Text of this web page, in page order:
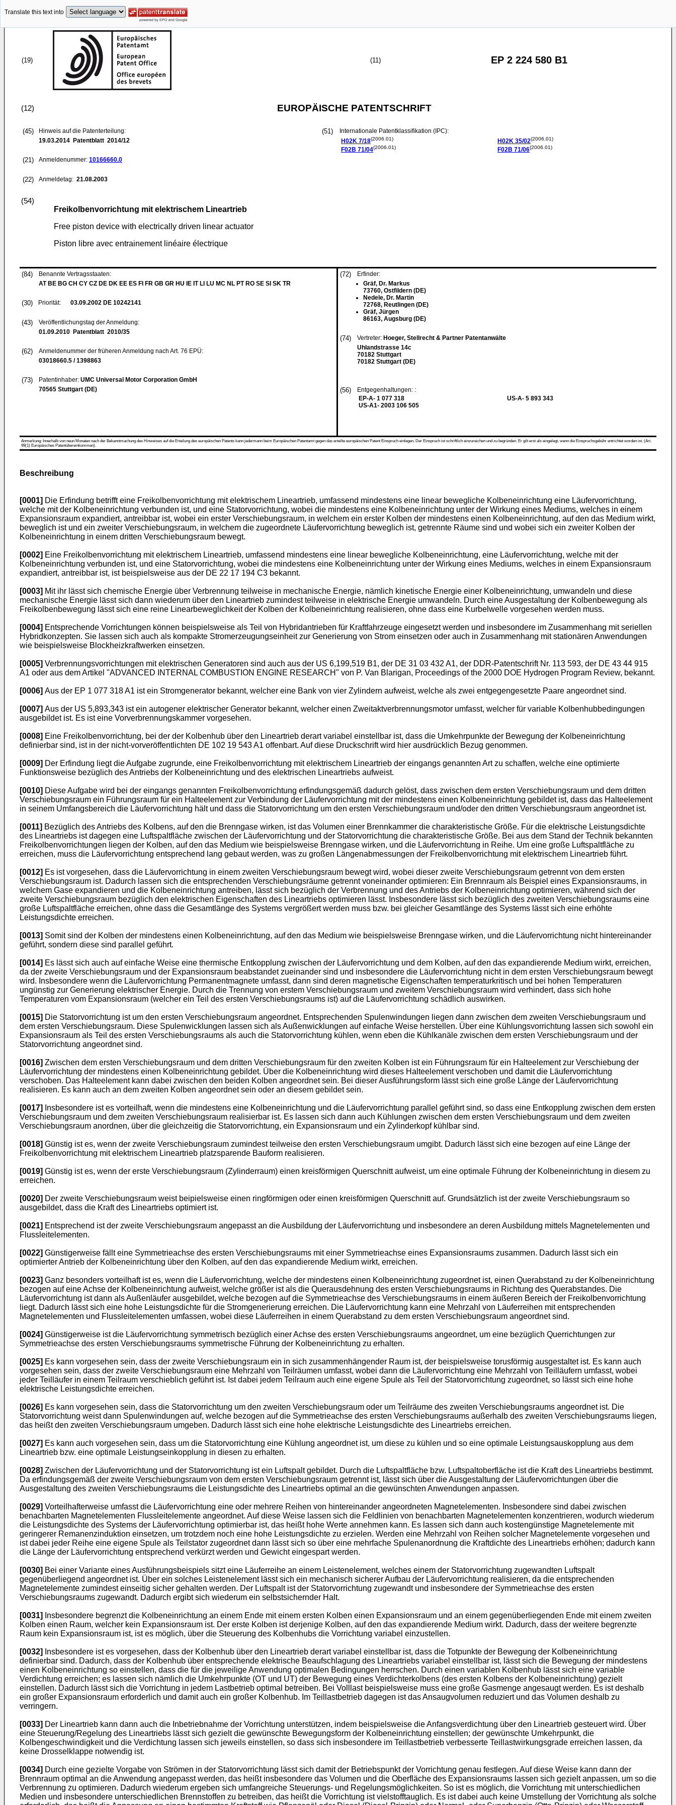
Translate this text into
(19) (11) EP 2 224 580 B1
(12) EUROPÄISCHE PATENTSCHRIFT
(45)
Hinweis auf die Patenterteilung:
19.03.2014 Patentblatt 2014/12
(21) Anmeldenummer: 10166660.0
(22) Anmeldetag: 21.08.2003
(51)
Internationale Patentklassifikation (IPC):
H02K 7/18(2006.01)
F02B 71/04(2006.01)
H02K 35/02(2006.01)
F02B 71/06(2006.01)
(54)
Freikolbenvorrichtung mit elektrischem Lineartrieb
Free piston device with electrically driven linear actuator
Piston libre avec entrainement linéaire électrique
(84)
Benannte Vertragsstaaten:
AT BE BG CH CY CZ DE DK EE ES FI FR GB GR HU IE IT LI LU MC NL PT RO SE SI SK TR
(30) Priorität: 03.09.2002 DE 10242141
(43)
Veröffentlichungstag der Anmeldung:
01.09.2010 Patentblatt 2010/35
(62)
Anmeldenummer der früheren Anmeldung nach Art. 76 EPÜ:
03018660.5 / 1398863
(73) Patentinhaber: UMC Universal Motor Corporation GmbH
70565 Stuttgart (DE)
(72)
Erfinder:
Gräf, Dr. Markus
73760, Ostfildern (DE)
Nedele, Dr. Martin
72768, Reutlingen (DE)
Gräf, Jürgen
86163, Augsburg (DE)
(74) Vertreter: Hoeger, Stellrecht & Partner Patentanwälte
Uhlandstrasse 14c
70182 Stuttgart
70182 Stuttgart (DE)
(56)
Entgegenhaltungen: :
EP-A- 1 077 318
US-A1- 2003 106 505
US-A- 5 893 343
Anmerkung: Innerhalb von neun Monaten nach der Bekanntmachung des Hinweises auf die Erteilung des europäischen Patents kann jedermann beim Europäischen Patentamt gegen das erteilte europäischen Patent Einspruch einlegen. Der Einspruch ist schriftlich einzureichen und zu begründen. Er gilt erst als eingelegt, wenn die Einspruchsgebühr entrichtet worden ist. (Art.
99(1) Europäisches Patentübereinkommen).
Beschreibung
[0001] Die Erfindung betrifft eine Freikolbenvorrichtung mit elektrischem Lineartrieb, umfassend mindestens eine linear bewegliche Kolbeneinrichtung eine Läufervorrichtung,
welche mit der Kolbeneinrichtung verbunden ist, und eine Statorvorrichtung, wobei die mindestens eine Kolbeneinrichtung unter der Wirkung eines Mediums, welches in einem
Expansionsraum expandiert, antreibbar ist, wobei ein erster Verschiebungsraum, in welchem ein erster Kolben der mindestens einen Kolbeneinrichtung, auf den das Medium wirkt,
beweglich ist und ein zweiter Verschiebungsraum, in welchem die zugeordnete Läufervorrichtung beweglich ist, getrennte Räume sind und wobei sich ein zweiter Kolben der
Kolbeneinrichtung in einem dritten Verschiebungsraum bewegt.
[0002] Eine Freikolbenvorrichtung mit elektrischem Lineartrieb, umfassend mindestens eine linear bewegliche Kolbeneinrichtung, eine Läufervorrichtung, welche mit der
Kolbeneinrichtung verbunden ist, und eine Statorvorrichtung, wobei die mindestens eine Kolbeneinrichtung unter der Wirkung eines Mediums, welches in einem Expansionsraum
expandiert, antreibbar ist, ist beispielsweise aus der DE 22 17 194 C3 bekannt.
[0003] Mit ihr lässt sich chemische Energie über Verbrennung teilweise in mechanische Energie, nämlich kinetische Energie einer Kolbeneinrichtung, umwandeln und diese
mechanische Energie lässt sich dann wiederum über den Lineartrieb zumindest teilweise in elektrische Energie umwandeln. Durch eine Ausgestaltung der Kolbenbewegung als
Freikolbenbewegung lässt sich eine reine Linearbeweglichkeit der Kolben der Kolbeneinrichtung realisieren, ohne dass eine Kurbelwelle vorgesehen werden muss.
[0004] Entsprechende Vorrichtungen können beispielsweise als Teil von Hybridantrieben für Kraftfahrzeuge eingesetzt werden und insbesondere im Zusammenhang mit seriellen
Hybridkonzepten. Sie lassen sich auch als kompakte Stromerzeugungseinheit zur Generierung von Strom einsetzen oder auch in Zusammenhang mit stationären Anwendungen
wie beispielsweise Blockheizkraftwerken einsetzen.
[0005] Verbrennungsvorrichtungen mit elektrischen Generatoren sind auch aus der US 6,199,519 B1, der DE 31 03 432 A1, der DDR-Patentschrift Nr. 113 593, der DE 43 44 915
A1 oder aus dem Artikel "ADVANCED INTERNAL COMBUSTION ENGINE RESEARCH" von P. Van Blarigan, Proceedings of the 2000 DOE Hydrogen Program Review, bekannt.
[0006] Aus der EP 1 077 318 A1 ist ein Stromgenerator bekannt, welcher eine Bank von vier Zylindern aufweist, welche als zwei entgegengesetzte Paare angeordnet sind.
[0007] Aus der US 5,893,343 ist ein autogener elektrischer Generator bekannt, welcher einen Zweitaktverbrennungsmotor umfasst, welcher für variable Kolbenhubbedingungen
ausgebildet ist. Es ist eine Vorverbrennungskammer vorgesehen.
[0008] Eine Freikolbenvorrichtung, bei der der Kolbenhub über den Lineartrieb derart variabel einstellbar ist, dass die Umkehrpunkte der Bewegung der Kolbeneinrichtung
definierbar sind, ist in der nicht-vorveröffentlichten DE 102 19 543 A1 offenbart. Auf diese Druckschrift wird hier ausdrücklich Bezug genommen.
[0009] Der Erfindung liegt die Aufgabe zugrunde, eine Freikolbenvorrichtung mit elektrischem Lineartrieb der eingangs genannten Art zu schaffen, welche eine optimierte
Funktionsweise bezüglich des Antriebs der Kolbeneinrichtung und des elektrischen Lineartriebs aufweist.
[0010] Diese Aufgabe wird bei der eingangs genannten Freikolbenvorrichtung erfindungsgemäß dadurch gelöst, dass zwischen dem ersten Verschiebungsraum und dem dritten
Verschiebungsraum ein Führungsraum für ein Halteelement zur Verbindung der Läufervorrichtung mit der mindestens einen Kolbeneinrichtung gebildet ist, dass das Halteelement
in seinem Umfangsbereich die Läufervorrichtung hält und dass die Statorvorrichtung um den ersten Verschiebungsraum und/oder den dritten Verschiebungsraum angeordnet ist.
[0011] Bezüglich des Antriebs des Kolbens, auf den die Brenngase wirken, ist das Volumen einer Brennkammer die charakteristische Größe. Für die elektrische Leistungsdichte
des Lineartriebs ist dagegen eine Luftspaltfläche zwischen der Läufervorrichtung und der Statorvorrichtung die charakteristische Größe. Bei aus dem Stand der Technik bekannten
Freikolbenvorrichtungen liegen der Kolben, auf den das Medium wie beispielsweise Brenngase wirken, und die Läufervorrichtung in Reihe. Um eine große Luftspaltfläche zu
erreichen, muss die Läufervorrichtung entsprechend lang gebaut werden, was zu großen Längenabmessungen der Freikolbenvorrichtung mit elektrischem Lineartrieb führt.
[0012] Es ist vorgesehen, dass die Läufervorrichtung in einem zweiten Verschiebungsraum bewegt wird, wobei dieser zweite Verschiebungsraum getrennt von dem ersten
Verschiebungsraum ist. Dadurch lassen sich die entsprechenden Verschiebungsräume getrennt voneinander optimieren: Ein Brennraum als Beispiel eines Expansionsraums, in
welchem Gase expandieren und die Kolbeneinrichtung antreiben, lässt sich bezüglich der Verbrennung und des Antriebs der Kolbeneinrichtung optimieren, während sich der
zweite Verschiebungsraum bezüglich den elektrischen Eigenschaften des Lineartriebs optimieren lässt. Insbesondere lässt sich bezüglich des zweiten Verschiebungsraums eine
große Luftspaltfläche erreichen, ohne dass die Gesamtlänge des Systems vergrößert werden muss bzw. bei gleicher Gesamtlänge des Systems lässt sich eine erhöhte
Leistungsdichte erreichen.
[0013] Somit sind der Kolben der mindestens einen Kolbeneinrichtung, auf den das Medium wie beispielsweise Brenngase wirken, und die Läufervorrichtung nicht hintereinander
geführt, sondern diese sind parallel geführt.
[0014] Es lässt sich auch auf einfache Weise eine thermische Entkopplung zwischen der Läufervorrichtung und dem Kolben, auf den das expandierende Medium wirkt, erreichen,
da der zweite Verschiebungsraum und der Expansionsraum beabstandet zueinander sind und insbesondere die Läufervorrichtung nicht in dem ersten Verschiebungsraum bewegt
wird. Insbesondere wenn die Läufervorrichtung Permanentmagnete umfasst, dann sind deren magnetische Eigenschaften temperaturkritisch und bei hohen Temperaturen
ungünstig zur Generierung elektrischer Energie. Durch die Trennung von erstem Verschiebungsraum und zweitem Verschiebungsraum wird verhindert, dass sich hohe
Temperaturen vom Expansionsraum (welcher ein Teil des ersten Verschiebungsraums ist) auf die Läufervorrichtung schädlich auswirken.
[0015] Die Statorvorrichtung ist um den ersten Verschiebungsraum angeordnet. Entsprechenden Spulenwindungen liegen dann zwischen dem zweiten Verschiebungsraum und
dem ersten Verschiebungsraum. Diese Spulenwicklungen lassen sich als Außenwicklungen auf einfache Weise herstellen. Über eine Kühlungsvorrichtung lassen sich sowohl ein
Expansionsraum als Teil des ersten Verschiebungsraums als auch die Statorvorrichtung kühlen, wenn eben die Kühlkanäle zwischen dem ersten Verschiebungsraum und der
Statorvorrichtung angeordnet sind.
[0016] Zwischen dem ersten Verschiebungsraum und dem dritten Verschiebungsraum für den zweiten Kolben ist ein Führungsraum für ein Halteelement zur Verschiebung der
Läufervorrichtung der mindestens einen Kolbeneinrichtung gebildet. Über die Kolbeneinrichtung wird dieses Halteelement verschoben und damit die Läufervorrichtung
verschoben. Das Halteelement kann dabei zwischen den beiden Kolben angeordnet sein. Bei dieser Ausführungsform lässt sich eine große Länge der Läufervorrichtung
realisieren. Es kann auch an dem zweiten Kolben angeordnet sein oder an diesem gebildet sein.
[0017]
Insbesondere ist es vorteilhaft, wenn die mindestens eine Kolbeneinrichtung und die Läufervorrichtung parallel geführt sind, so dass eine Entkopplung zwischen dem ersten
Verschiebungsraum und dem zweiten Verschiebungsraum realisierbar ist. Es lassen sich dann auch Kühlungen zwischen dem ersten Verschiebungsraum und dem zweiten
Verschiebungsraum anordnen, über die gleichzeitig die Statorvorrichtung, ein Expansionsraum und ein Zylinderkopf kühlbar sind.
[0018] Günstig ist es, wenn der zweite Verschiebungsraum zumindest teilweise den ersten Verschiebungsraum umgibt. Dadurch lässt sich eine bezogen auf eine Länge der
Freikolbenvorrichtung mit elektrischem Lineartrieb platzsparende Bauform realisieren.
[0019] Günstig ist es, wenn der erste Verschiebungsraum (Zylinderraum) einen kreisförmigen Querschnitt aufweist, um eine optimale Führung der Kolbeneinrichtung in diesem zu
erreichen.
[0020] Der zweite Verschiebungsraum weist beipielsweise einen ringförmigen oder einen kreisförmigen Querschnitt auf. Grundsätzlich ist der zweite Verschiebungsraum so
ausgebildet, dass die Kraft des Lineartriebs optimiert ist.
[0021] Entsprechend ist der zweite Verschiebungsraum angepasst an die Ausbildung der Läufervorrichtung und insbesondere an deren Ausbildung mittels Magnetelementen und
Flussleitelementen.
[0022] Günstigerweise fällt eine Symmetrieachse des ersten Verschiebungsraums mit einer Symmetrieachse eines Expansionsraums zusammen. Dadurch lässt sich ein
optimierter Antrieb der Kolbeneinrichtung über den Kolben, auf den das expandierende Medium wirkt, erreichen.
[0023] Ganz besonders vorteilhaft ist es, wenn die Läufervorrichtung, welche der mindestens einen Kolbeneinrichtung zugeordnet ist, einen Querabstand zu der Kolbeneinrichtung
bezogen auf eine Achse der Kolbeneinrichtung aufweist, welche größer ist als die Querausdehnung des ersten Verschiebungsraums in Richtung des Querabstandes. Die
Läufervorrichtung ist dann als Außenläufer ausgebildet, welche bezogen auf die Symmetrieachse des Verschiebungsraums in einem äußeren Bereich der Freikolbenvorrichtung
liegt. Dadurch lässt sich eine hohe Leistungsdichte für die Stromgenerierung erreichen. Die Läufervorrichtung kann eine Mehrzahl von Läuferreihen mit entsprechenden
Magnetelementen und Flussleitelementen umfassen, wobei diese Läuferreihen in einem Querabstand zu dem ersten Verschiebungsraum angeordnet sind.
[0024] Günstigerweise ist die Läufervorrichtung symmetrisch bezüglich einer Achse des ersten Verschiebungsraums angeordnet, um eine bezüglich Querrichtungen zur
Symmetrieachse des ersten Verschiebungsraums symmetrische Führung der Kolbeneinrichtung zu erhalten.
[0025] Es kann vorgesehen sein, dass der zweite Verschiebungsraum ein in sich zusammenhängender Raum ist, der beispielsweise torusförmig ausgestaltet ist. Es kann auch
vorgesehen sein, dass der zweite Verschiebungsraum eine Mehrzahl von Teilräumen umfasst, wobei dann die Läufervorrichtung eine Mehrzahl von Teilläufern umfasst, wobei
jeder Teilläufer in einem Teilraum verschieblich geführt ist. Ist dabei jedem Teilraum auch eine eigene Spule als Teil der Statorvorrichtung zugeordnet, so lässt sich eine hohe
elektrische Leistungsdichte erreichen.
[0026] Es kann vorgesehen sein, dass die Statorvorrichtung um den zweiten Verschiebungsraum oder um Teilräume des zweiten Verschiebungsraums angeordnet ist. Die
Statorvorrichtung weist dann Spulenwindungen auf, welche bezogen auf die Symmetrieachse des ersten Verschiebungsraums außerhalb des zweiten Verschiebungsraums liegen,
das heißt den zweiten Verschiebungsraum umgeben. Dadurch lässt sich eine hohe elektrische Leistungsdichte des Lineartriebs erreichen.
[0027] Es kann auch vorgesehen sein, dass um die Statorvorrichtung eine Kühlung angeordnet ist, um diese zu kühlen und so eine optimale Leistungsauskopplung aus dem
Lineartrieb bzw. eine optimale Leistungseinkopplung in diesen zu erhalten.
[0028] Zwischen der Läufervorrichtung und der Statorvorrichtung ist ein Luftspalt gebildet. Durch die Luftspaltfläche bzw. Luftspaltoberfläche ist die Kraft des Lineartriebs bestimmt.
Da erfindungsgemäß der zweite Verschiebungsraum von dem ersten Verschiebungsraum getrennt ist, lässt sich über die Ausgestaltung der Läufervorrichtungen über die
Ausgestaltung des zweiten Verschiebungsraums die Leistungsdichte des Lineartriebs optimal an die gewünschten Anwendungen anpassen.
[0029] Vorteilhafterweise umfasst die Läufervorrichtung eine oder mehrere Reihen von hintereinander angeordneten Magnetelementen. Insbesondere sind dabei zwischen
benachbarten Magnetelementen Flussleitelemente angeordnet. Auf diese Weise lassen sich die Feldlinien von benachbarten Magnetelementen konzentrieren, wodurch wiederum
die Leistungsdichte des Systems der Läufervorrichtung optimierbar ist, das heißt hohe Werte annehmen kann. Es lassen sich dann auch kostengünstige Magnetelemente mit
geringerer Remanenzinduktion einsetzen, um trotzdem noch eine hohe Leistungsdichte zu erzielen. Werden eine Mehrzahl von Reihen solcher Magnetelemente vorgesehen und
ist dabei jeder Reihe eine eigene Spule als Teilstator zugeordnet dann lässt sich so über eine mehrfache Spulenanordnung die Kraftdichte des Lineartriebs erhöhen; dadurch kann
die Länge der Läufervorrichtung entsprechend verkürzt werden und Gewicht eingespart werden.
[0030] Bei einer Variante eines Ausführungsbeispiels sitzt eine Läuferreihe an einem Leistenelement, welches einem der Statorvorrichtung zugewandten Luftspalt
gegenüberliegend angeordnet ist. Über ein solches Leistenelement lässt sich ein mechanisch sicherer Aufbau der Läufervorrichtung realisieren, da die entsprechenden
Magnetelemente zumindest einseitig sicher gehalten werden. Der Luftspalt ist der Statorvorrichtung zugewandt und insbesondere der Symmetrieachse des ersten
Verschiebungsraums zugewandt. Dadurch ergibt sich wiederum ein selbstsichernder Halt.
[0031]
Insbesondere begrenzt die Kolbeneinrichtung an einem Ende mit einem ersten Kolben einen Expansionsraum und an einem gegenüberliegenden Ende mit einem zweiten
Kolben einen Raum, welcher kein Expansionsraum ist. Der erste Kolben ist derjenige Kolben, auf den das expandierende Medium wirkt. Dadurch, dass der weitere begrenzte
Raum kein Expansionsraum ist, ist es möglich, über die Steuerung des Kolbenhubs die Vorrichtung variabel einzustellen.
[0032]
Insbesondere ist es vorgesehen, dass der Kolbenhub über den Lineartrieb derart variabel einstellbar ist, dass die Totpunkte der Bewegung der Kolbeneinrichtung
definierbar sind. Dadurch, dass der Kolbenhub über entsprechende elektrische Beaufschlagung des Lineartriebs variabel einstellbar ist, lässt sich die Bewegung der mindestens
einen Kolbeneinrichtung so einstellen, dass die für die jeweilige Anwendung optimalen Bedingungen herrschen. Durch einen variablen Kolbenhub lässt sich eine variable
Verdichtung erreichen; es lassen sich nämlich die Umkehrpunkte (OT und UT) der Bewegung eines Verdichterkolbens (des ersten Kolbens der Kolbeneinrichtung) gezielt
einstellen. Dadurch lässt sich die Vorrichtung in jedem Lastbetrieb optimal betreiben. Bei Volllast beispielsweise muss eine große Gasmenge angesaugt werden. Es ist deshalb
ein großer Expansionsraum erforderlich und damit auch ein großer Kolbenhub. Im Teillastbetrieb dagegen ist das Ansaugvolumen reduziert und das Volumen deshalb zu
verringern.
[0033] Der Lineartrieb kann dann auch die Inbetriebnahme der Vorrichtung unterstützen, indem beispielsweise die Anfangsverdichtung über den Lineartrieb gesteuert wird. Über
eine Steuerung/Regelung des Lineartriebs lässt sich gezielt die gewünschte Bewegungsform der Kolbeneinrichtung einstellen; der gewünschte Umkehrpunkt, die
Kolbengeschwindigkeit und die Verdichtung lassen sich jeweils einstellen, so dass sich insbesondere im Teillastbetrieb verbesserte Teillastwirkungsgrade erreichen lassen, da
keine Drosselklappe notwendig ist.
[0034] Durch eine gezielte Vorgabe von Strömen in der Statorvorrichtung lässt sich damit der Betriebspunkt der Vorrichtung genau festlegen. Auf diese Weise kann dann der
Brennraum optimal an die Anwendung angepasst werden, das heißt insbesondere das Volumen und die Oberfläche des Expansionsraums lassen sich gezielt anpassen, um so die
Verbrennung zu optimieren. Dadurch wiederum ergeben sich umfangreiche Steuerungs- und Regelungsmöglichkeiten. So ist es möglich, die Vorrichtung mit unterschiedlichen
Medien und insbesondere unterschiedlichen Brennstoffen zu betreiben, das heißt die Vorrichtung ist vielstofftauglich. Es ist dabei auch keine Umstellung der Vorrichtung als solche